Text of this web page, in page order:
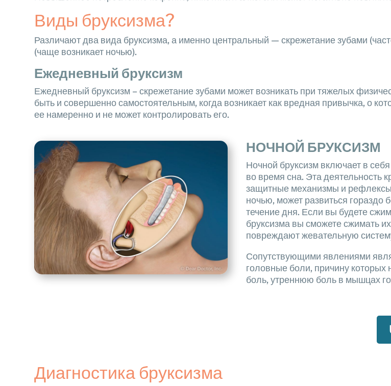
Виды бруксизма?
Различают два вида бруксизма, а именно центральный — скрежетание зубами
(чаще возникает ночью).
Ежедневный бруксизм
Ежедневный бруксизм – скрежетание зубами может возникать при тяжелых
быть и совершенно самостоятельным, когда возникает как вредная привычка, о
ее намеренно и не может контролировать его.
НОЧНОЙ БРУКСИЗМ
Ночной бруксизм включает в
во время сна. Эта деятельность
защитные механизмы и рефлексы
ночью, может развиться гораздо
течение дня. Если вы будете
бруксизма вы сможете сжимать
повреждают жевательную
Сопутствующими явлениями
головные боли, причину
боль, утреннюю боль в мышцах
Диагностика бруксизма